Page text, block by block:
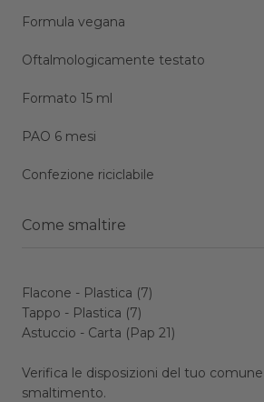
Formula vegana
Oftalmologicamente testato
Formato 15 ml
PAO 6 mesi
Confezione riciclabile
Come smaltire
Flacone - Plastica (7)
Tappo - Plastica (7)
Astuccio - Carta (Pap 21)
Verifica le disposizioni del tuo
smaltimento.